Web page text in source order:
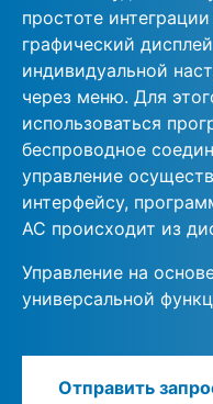
простоте
графический
индивидуальной
через меню. Для
использоваться
беспроводное
управление
интерфейсу,
AC происходит из
Управление на
универсальной
Отправить